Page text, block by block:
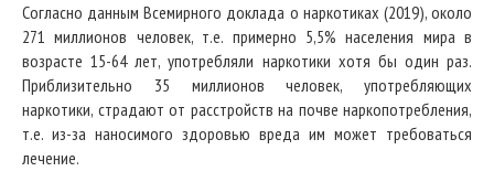
Согласно данным Всемирного доклада о наркотиках (2019), около
271 миллионов человек, т.е. примерно 5,5% населения мира в
возрасте 15-64 лет, употребляли наркотики хотя бы один раз.
Приблизительно 35 миллионов человек, употребляющих
наркотики, страдают от расстройств на почве наркопотребления,
т.е. из-за наносимого здоровью вреда им может требоваться
лечение.